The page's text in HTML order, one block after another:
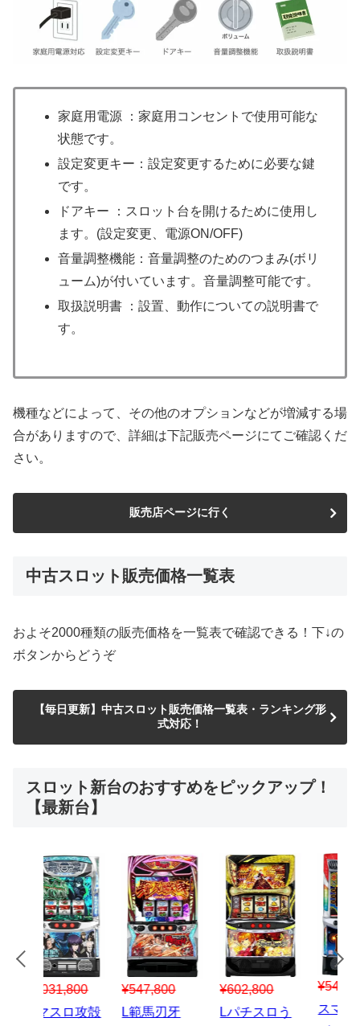
家庭用電源 ：家庭用コンセントで使用可能な
状態です。
設定変更キー：設定変更するために必要な鍵
です。
ドアキー ：スロット台を開けるために使用し
ます。(設定変更、電源ON/OFF)
音量調整機能：音量調整のためのつまみ(ボリ
ューム)が付いています。音量調整可能です。
取扱説明書 ：設置、動作についての説明書で
す。
機種などによって、その他のオプションなどが増減する場
合がありますので、詳細は下記販売ページにてご確認くだ
さい。
販売店ページに行く
中古スロット販売価格一覧表
およそ2000種類の販売価格を一覧表で確認できる！下↓の
ボタンからどうぞ
【毎日更新】中古スロット販売価格一覧表・ランキング形
式対応！
スロット新台のおすすめをピックアップ！
【最新台】
¥547,800
スマスロハナ
¥150,000
スマスロ秘宝
¥1,867,800
Lパチスロ 炎